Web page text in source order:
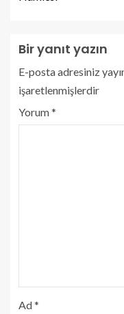
Bir yanıt yazın
E-posta adresiniz
işaretlenmişlerdir
Yorum*
Ad*